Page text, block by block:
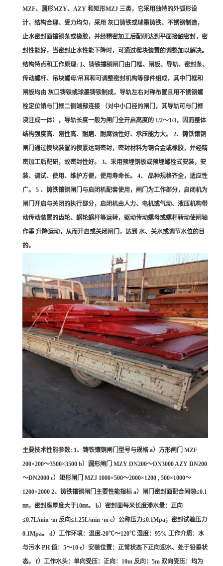
MZF、圆形MZY、AZY 和矩形MZJ 三类，它采用独特的外弧形设
计，结构合理、受力均匀，采用 灰口铸铁或球墨铸铁、不锈钢制造，
止水密封面镶铜条或橡胶，并经精密加工后配研达到平面接触密封，密
封性能好，当密封止水性能下降时，可通过楔块装置的调整加以解决。
结构特点和工作原理: 1、铸铁镶铜闸门由门框、闸板、导轨、密封条、
传动螺杆、吊块螺母/吊耳和可调整密封机构等部件组成，其中门框和
闸板均由 灰口铸铁或球墨铸铁制成，导轨左右对称布置且用不锈钢螺
栓定位销与门框二侧端部连接 （对中小口径的闸门，其导轨可与门框
浇注成一体），导轨长度一般为闸门全开启高度的 1/2～1/3，因而整体
结构强度高、刚性高、耐磨、耐腐蚀性好、承压能力大。 2、铸铁镶铜
闸门通过楔块装置的楔紧达到密封，密封材料为铜合金或橡胶，并经精
密加工后配研，故密封性好。 3、采用预埋钢板或预埋螺栓式安装，安
装、调试、使用、维护方便，使用寿命长。 4、 品种规格齐全，适应性
广。 5 、铸铁镶铜闸门与启闭机配套使用，闸门为工作部分，启闭机为
闸门开启与关闭的执行部分，启闭机由人力、电机或气动、液压机构带
动传动装置的齿轮、蜗轮蜗杆等运转，驱动传动螺母或螺杆转动使闸轴
作垂 升降运动，从而开启或关闭闸门，达到 水、关水或调节水位的目
的。
主要技术性能参数: 1、铸铁镶铜闸门型号与规格 a）方形闸门 MZF
200×200～3500×3500 b）圆形闸门 MZY DN200～DN3000 AZY DN200
～DN2000 c）矩形闸门 MZJ 1000×500～2000×1200 , 500×1000～
1200×2000 2、铸铁镶铜闸门主要性能指标 a）闸门密封面配合间隙≤0.1
㎜，密封座厚度大于10㎜。 b）密封面每米长度渗水量：正向
≤0.7L/min ·m 反向≤1.25L/min ·m c）公称压力≤0.1Mpa；密封试验压力
0.1Mpa。 d）工作环境：温度-20℃～120℃ 湿度：95% 工作介质：水
与污水 PH 值：5～10 e）安装位置：正常状态下正向迎水、处于铅垂状
态。 f）工作水头：单向受压：正向：10m 反向：5m 双向受压：均为